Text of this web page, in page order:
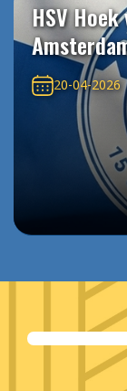
HSV
20-04-2026